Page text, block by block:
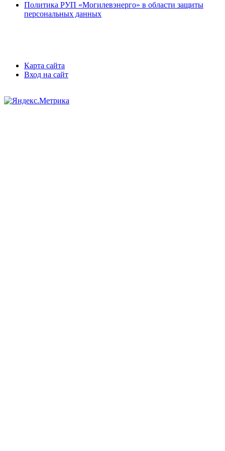
Политика РУП «Могилевэнерго» в области защиты
персональных данных
Карта сайта
Вход на сайт